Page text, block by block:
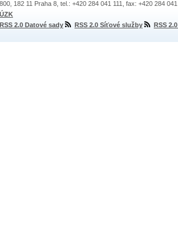
182 11 Praha 8, tel.: +420 284 041 111, fax: +420 284
RSS 2.0 Datové sady RSS 2.0 Síťové služby RSS